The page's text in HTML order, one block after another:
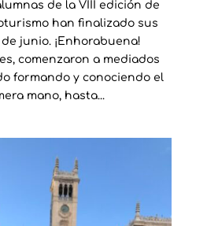
de la VIII edición de
han finalizado sus
junio. ¡Enhorabuena!
comenzaron a mediados
formando y conociendo el
mano, hasta...